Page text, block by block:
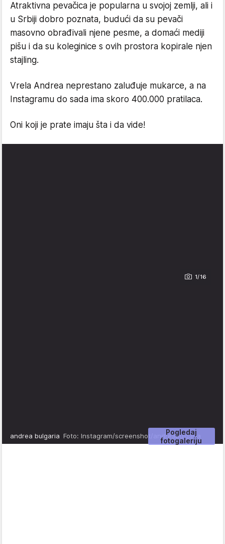
Atraktivna pevačica je popularna u svojoj zemlji, ali i
u Srbiji dobro poznata, budući da su pevači
masovno obrađivali njene pesme, a domaći mediji
pišu i da su koleginice s ovih prostora kopirale njen
stajling.
Vrela Andrea neprestano zaluđuje mukarce, a na
Instagramu do sada ima skoro 400.000 pratilaca.
Oni koji je prate imaju šta i da vide!
1/16
Pogledaj
fotogaleriju
andrea bulgaria Foto: Instagram/screenshot/andreabulgaria